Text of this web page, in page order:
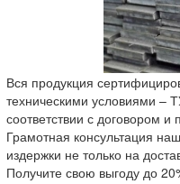
Вся продукция
техническими условиями –
соответствии с договором
Грамотная консультация
издержки не только на
Получите свою выгоду до